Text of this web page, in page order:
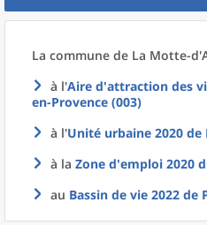
La commune de La Motte-
à l'Aire d'attraction des
en-Provence (003)
à l'Unité urbaine 2020 de
à la Zone d'emploi 2020
au Bassin de vie 2022 de